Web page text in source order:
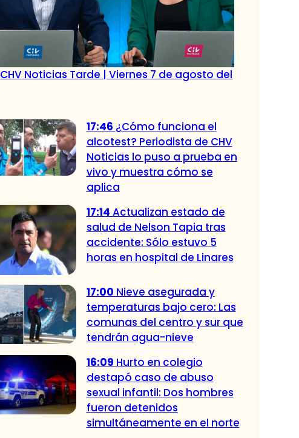
CHV Noticias Tarde | Viernes 7 de agosto del
17:46 ¿Cómo funciona el
alcotest? Periodista de CHV
Noticias lo puso a prueba en
vivo y muestra cómo se
aplica
17:14 Actualizan estado de
salud de Nelson Tapia tras
accidente: Sólo estuvo 5
horas en hospital de Linares
17:00 Nieve asegurada y
temperaturas bajo cero: Las
comunas del centro y sur que
tendrán agua-nieve
16:09 Hurto en colegio
destapó caso de abuso
sexual infantil: Dos hombres
fueron detenidos
simultáneamente en el norte